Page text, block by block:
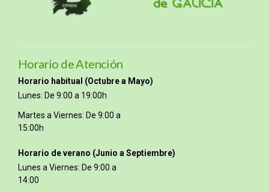
Horario de Atención
Horario habitual (Octubre a Mayo)
Lunes: De 9:00 a 19:00h
Martes a Viernes: De 9:00 a
15:00h
Horario de verano (Junio a Septiembre)
Lunes a Viernes: De 9:00 a
14:00